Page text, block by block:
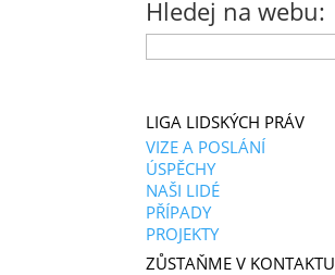
Hledej na webu:
Vyhledávání
LIGA LIDSKÝCH PRÁV
VIZE A POSLÁNÍ
ÚSPĚCHY
NAŠI LIDÉ
PŘÍPADY
PROJEKTY
ZŮSTAŇME V KONTAKTU